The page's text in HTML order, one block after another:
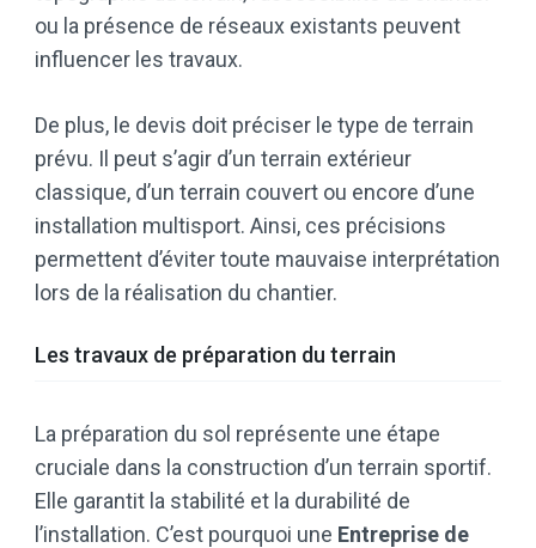
ou la présence de réseaux existants peuvent
influencer les travaux.
De plus, le devis doit préciser le type de terrain
prévu. Il peut s’agir d’un terrain extérieur
classique, d’un terrain couvert ou encore d’une
installation multisport. Ainsi, ces précisions
permettent d’éviter toute mauvaise interprétation
lors de la réalisation du chantier.
Les travaux de préparation du terrain
La préparation du sol représente une étape
cruciale dans la construction d’un terrain sportif.
Elle garantit la stabilité et la durabilité de
l’installation. C’est pourquoi une Entreprise de